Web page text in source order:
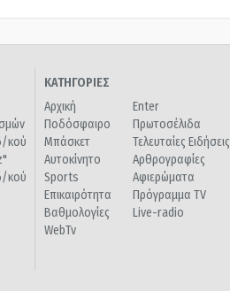
κού
κού
ΚΑΤΗΓΟΡΙΕΣ
Αρχική
Ποδόσφαιρο
Μπάσκετ
Αυτοκίνητο
Sports
Επικαιρότητα
Βαθμολογίες
WebTv
Enter
Πρωτοσέλιδα
Τελευταίες Ειδήσεις
Αρθρογραφίες
Αφιερώματα
Πρόγραμμα TV
Live-radio